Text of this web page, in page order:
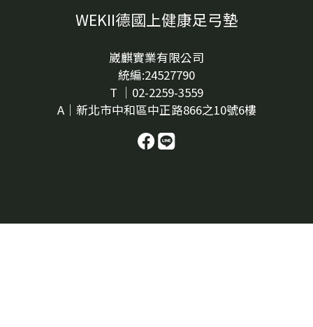
WEKII德國上健康足弓墊
崴麒實業有限公司
統編:24527790
T ｜02-2259-3559
A｜新北市中和區中正路866之10號6樓